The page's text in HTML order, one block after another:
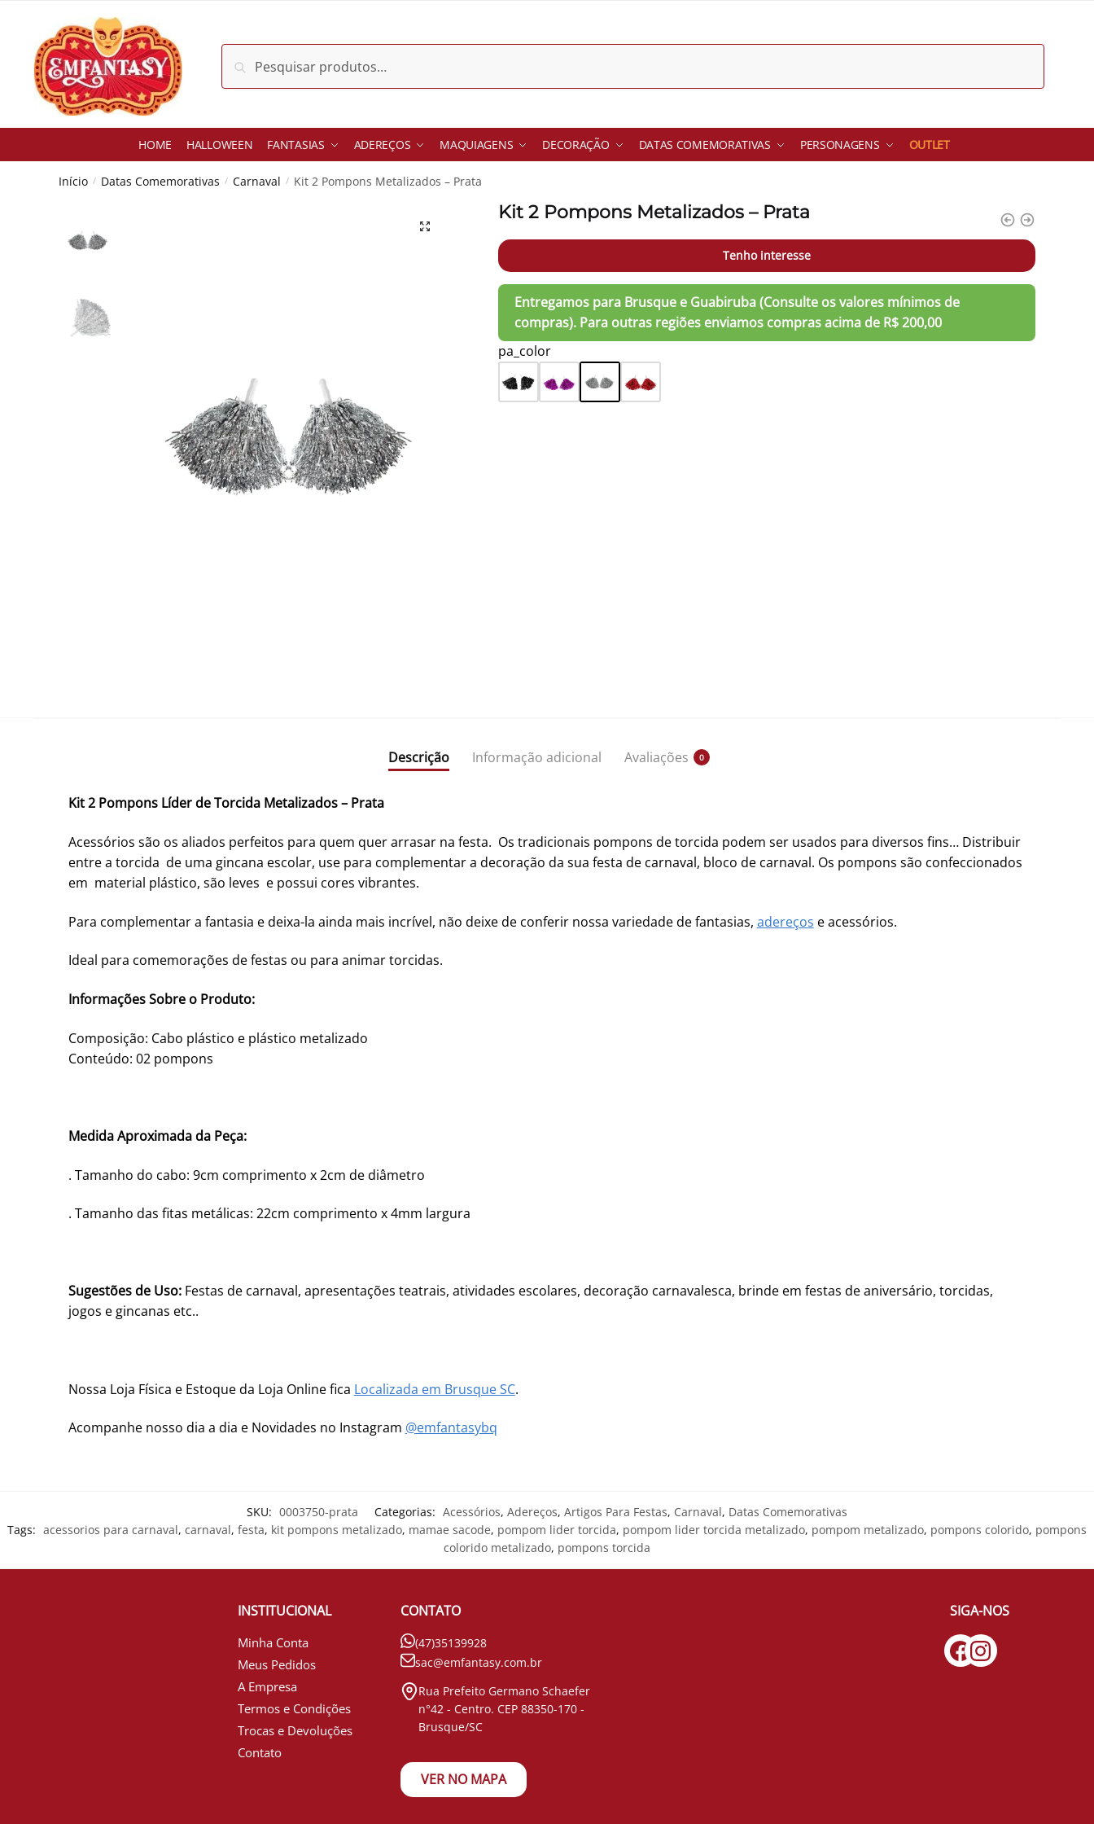
navigation
content
Pesquisar
por:
Pesquisar
HOME HALLOWEEN FANTASIAS ADEREÇOS MAQUIAGENS DECORAÇÃO DATAS COMEMORATIVAS PERSONAGENS OUTLET
Início / Datas Comemorativas / Carnaval / Kit 2 Pompons Metalizados – Prata
Kit 2 Pompons Metalizados – Prata
Tenho interesse
pa_color
Descrição Informação adicional Avaliações 0
Kit 2 Pompons Líder de Torcida Metalizados – Prata
Acessórios são os aliados perfeitos para quem quer arrasar na festa. Os tradicionais pompons de torcida podem ser usados para diversos fins… Distribuir
entre a torcida de uma gincana escolar, use para complementar a decoração da sua festa de carnaval, bloco de carnaval. Os pompons são confeccionados
em material plástico, são leves e possui cores vibrantes.
Para complementar a fantasia e deixa-la ainda mais incrível, não deixe de conferir nossa variedade de fantasias, adereços e acessórios.
Ideal para comemorações de festas ou para animar torcidas.
Informações Sobre o Produto:
Composição: Cabo plástico e plástico metalizado
Conteúdo: 02 pompons
Medida Aproximada da Peça:
. Tamanho do cabo: 9cm comprimento x 2cm de diâmetro
. Tamanho das fitas metálicas: 22cm comprimento x 4mm largura
Sugestões de Uso:Festas de carnaval, apresentações teatrais, atividades escolares, decoração carnavalesca, brinde em festas de aniversário, torcidas,
jogos e gincanas etc..
Nossa Loja Física e Estoque da Loja Online fica Localizada em Brusque SC.
Acompanhe nosso dia a dia e Novidades no Instagram @emfantasybq
SKU: 0003750-prata Categorias: Acessórios, Adereços, Artigos Para Festas, Carnaval, Datas Comemorativas
Tags: acessorios para carnaval, carnaval, festa, kit pompons metalizado, mamae sacode, pompom lider torcida, pompom lider torcida metalizado, pompom metalizado, pompons colorido, pompons
colorido metalizado, pompons torcida
INSTITUCIONAL
Minha Conta
Meus Pedidos
A Empresa
Termos e Condições
Trocas e Devoluções
Contato
CONTATO
(47)35139928
sac@emfantasy.com.br
Rua Prefeito Germano Schaefer
n°42 - Centro. CEP 88350-170 -
Brusque/SC
VER NO MAPA
SIGA-NOS